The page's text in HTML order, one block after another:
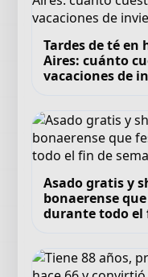
Tardes de té en
Aires: cuánto
vacaciones de
Asado gratis y
bonaerense
durante todo el